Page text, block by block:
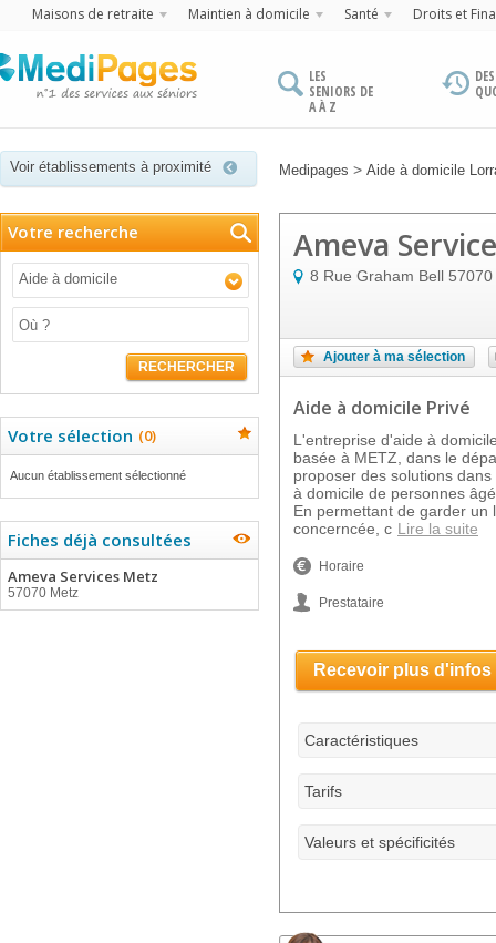
Maisons de retraite Maintien à domicile Santé Droits et
LES
SENIORS DE
A À Z
Voir établissements à proximité Medipages > Aide à domicile
Votre recherche
Aide à domicile
RECHERCHER
Votre sélection (0)
Aucun établissement sélectionné
Fiches déjà consultées
Ameva Services Metz
57070 Metz
Ameva
8 Rue Graham Bell 57070
Ajouter à ma sélection
Aide à domicile Privé
L'entreprise d'aide à
basée à METZ, dans le
proposer des solutions
à domicile de personnes
En permettant de garder un
concerncée, c Lire la suite
Horaire
Prestataire
Recevoir plus d'infos
Caractéristiques
Tarifs
Valeurs et spécificités